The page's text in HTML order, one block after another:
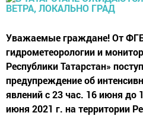
Уважаемые граждане! От
гидрометеорологии и
Республики Татарстан»
предупреждение об
явлений с 23 час. 16 июня до
июня 2021 г. на территории